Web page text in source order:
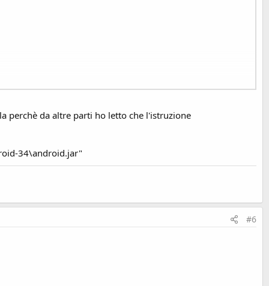
perchè da altre parti ho letto che l'istruzione
34\android.jar"
#6